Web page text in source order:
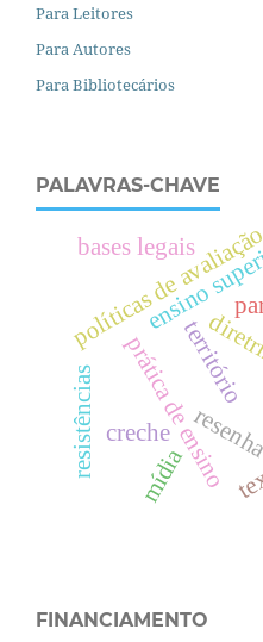
Para Leitores
Para Autores
Para Bibliotecários
PALAVRAS-CHAVE
território
prática de ensino
políticas de
mídia
creche
bases legais
e
n
s
i
n
o
s
u
p
e
r
i
o
resistências
FINANCIAMENTO